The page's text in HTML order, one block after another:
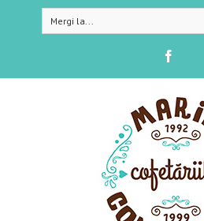
Mergi la...